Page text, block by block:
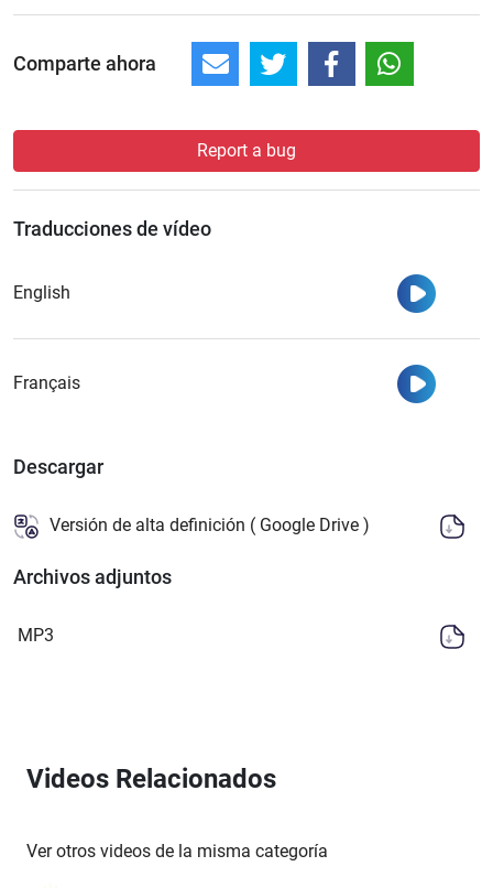
Comparte ahora
Report a bug
Traducciones de vídeo
English
Français
Descargar
Versión de alta definición ( Google Drive )
Archivos adjuntos
MP3
Videos Relacionados
Ver otros videos de la misma categoría